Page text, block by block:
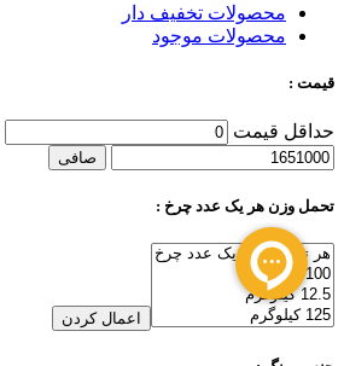
محصولات تخفیف دار
محصولات موجود
قیمت :
حداقل قیمت
صافی
تحمل وزن هر یک عدد چرخ :
اعمال کردن